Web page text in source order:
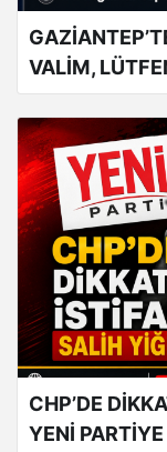
VALİM,
CHP’DE
YENİ